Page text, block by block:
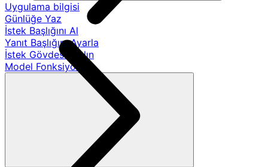
Uygulama bilgisi
Günlüğe Yaz
İstek Başlığını Al
Yanıt Başlığını Ayarla
İstek Gövdesini Alın
Model Fonksiyonları